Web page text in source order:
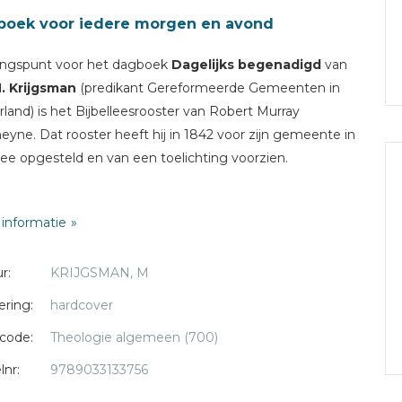
voor iedere morgen en avond
voor het dagboek Dagelijks begenadigd van
Krijgsman (predikant Gereformeerde Gemeenten in
is het Bijbelleesrooster van Robert Murray
Dat rooster heeft hij in 1842 voor zijn gemeente in
opgesteld en van een toelichting voorzien.
voor elke dag twee stukjes ter overdenking
Testament. Bij de stukjes is behalve een te lezen
ook een te zingen Psalm opgenomen. Op
dagboek.
KRIJGSMAN, M
hardcover
Theologie algemeen (700)
9789033133756